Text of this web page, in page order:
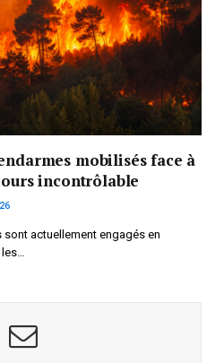
mobilisés face à
incontrôlable
sont actuellement engagés en
les…